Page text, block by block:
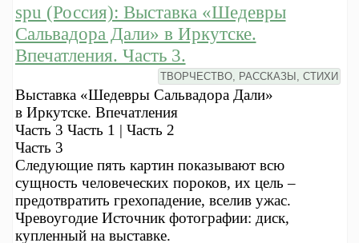
spu (Россия): Выставка «Шедевры
Сальвадора Дали» в Иркутске.
Впечатления. Часть 3.
ТВОРЧЕСТВО, РАССКАЗЫ, СТИХИ
Выставка «Шедевры Сальвадора Дали»
в Иркутске. Впечатления
Часть 3 Часть 1 | Часть 2
Часть 3
Следующие пять картин показывают всю
сущность человеческих пороков, их цель –
предотвратить грехопадение, вселив ужас.
Чревоугодие Источник фотографии: диск,
купленный на выставке.